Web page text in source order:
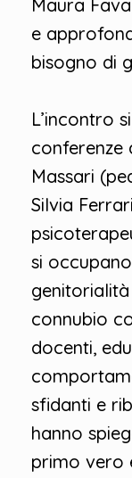
Maura
e
bisogno di
L’incontro
conferenze
Massari
Silvia
si
connubio
docenti,
sfidanti e
hanno
primo vero